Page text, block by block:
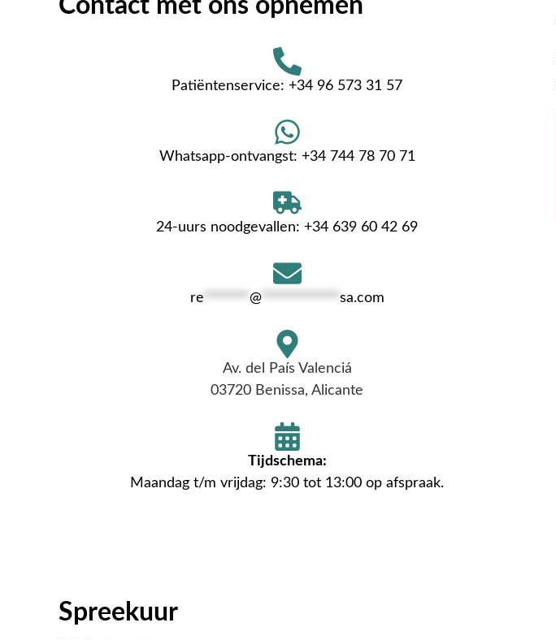
Contact met ons opnemen
Patiëntenservice: +34 96 573 31 57
Whatsapp-ontvangst: +34 744 78 70 71
24-uurs noodgevallen: +34 639 60 42 69
re ******* @************ sa.com
Av. del País Valenciá
03720 Benissa, Alicante
Tijdschema:
Maandag t/m vrijdag: 9:30 tot 13:00 op afspraak.
Spreekuur